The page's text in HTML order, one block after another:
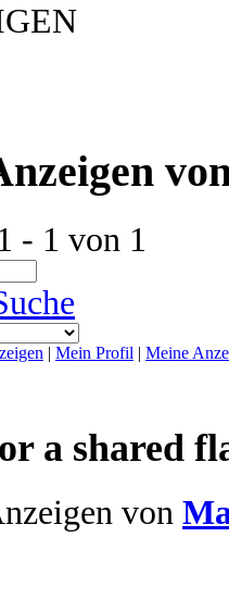
- 1 von 1
| Mein Profil | Meine
a shared
von